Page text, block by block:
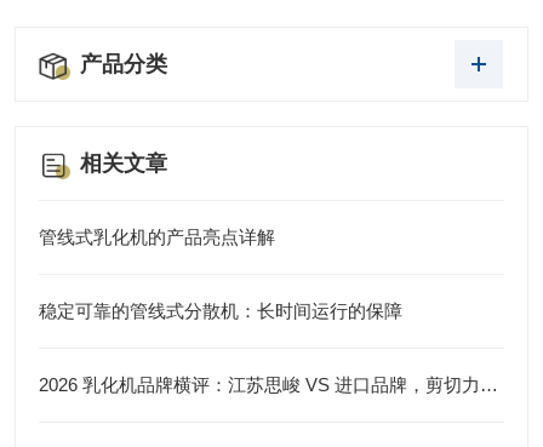
产品分类
相关文章
管线式乳化机的产品亮点详解
稳定可靠的管线式分散机：长时间运行的保障
2026 乳化机品牌横评：江苏思峻 VS 进口品牌，剪切力与性价比谁更优？（附FAQ常见问题解答）